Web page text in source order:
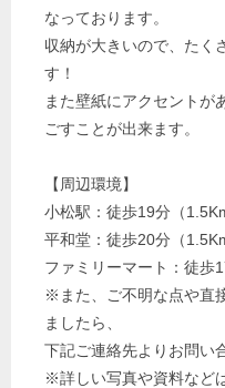
なっております。
収納が大きいので、たく
す！
また壁紙にアクセントが
ごすことが出来ます。
【周辺環境】
小松駅：徒歩19分（
平和堂：徒歩20分（
ファミリーマート：徒歩
※また、ご不明な点や直
ましたら、
下記ご連絡先よりお問い
※詳しい写真や資料など